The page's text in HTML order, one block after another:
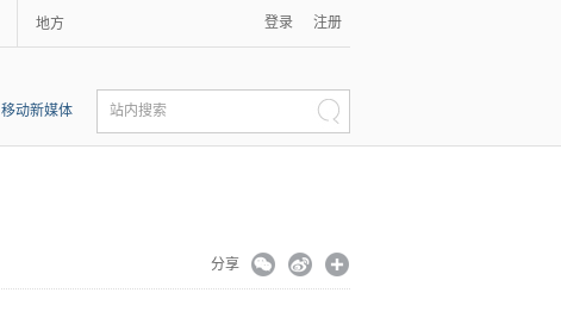
地方 登录 注册
移动新媒体 站内搜索
分享